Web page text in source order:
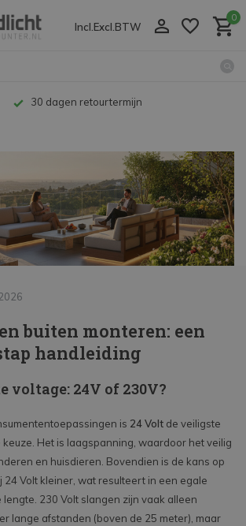
Incl. Excl. BTW
0
Tot 10 jaar garantie
buiten monteren: een
handleiding
voltage: 24V of 230V?
is 24 Volt de veiligste
keuze. Het is laagspanning, waardoor het veilig
en huisdieren. Bovendien is de kans op
24 Volt kleiner, wat resulteert in een egale
230 Volt slangen zijn vaak alleen
lange afstanden (boven de 25 meter), maar